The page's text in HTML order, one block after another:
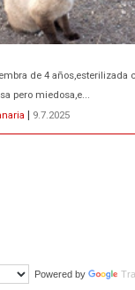
de 4 años,esterilizada
pero miedosa,e...
9.7.2025
a llevar a Los Gatos
Powered by